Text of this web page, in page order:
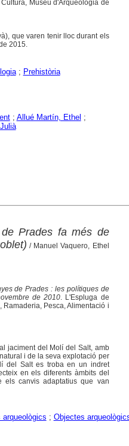
Museu d'Arqueologia de
que varen tenir lloc durant els
2015.
; Prehistòria
; Allué Martín, Ethel ;
Prades fa més de
/ Manuel Vaquero, Ethel
de Prades : les polítiques de
de 2010. L'Espluga de
Ramaderia, Pesca, Alimentació i
jaciment del Molí del Salt, amb
i de la seva explotació per
del Salt es troba en un indret
en els diferents àmbits del
canvis adaptatius que van
; Objectes